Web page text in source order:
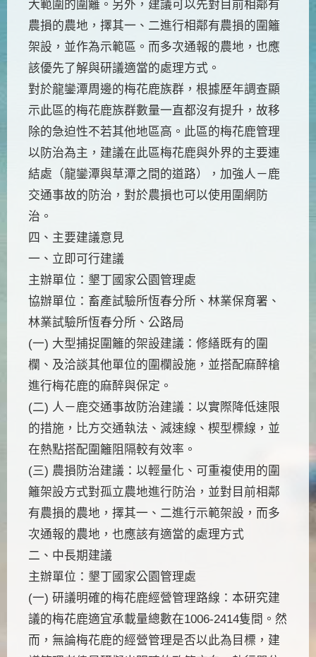
大範圍的圍籬。另外，建議可以先對目前相鄰有
農損的農地，擇其一、二進行相鄰有農損的圍籬
架設，並作為示範區。而多次通報的農地，也應
該優先了解與研議適當的處理方式。
對於龍鑾潭周邊的梅花鹿族群，根據歷年調查顯
示此區的梅花鹿族群數量一直都沒有提升，故移
除的急迫性不若其他地區高。此區的梅花鹿管理
以防治為主，建議在此區梅花鹿與外界的主要連
結處（龍鑾潭與草潭之間的道路），加強人－鹿
交通事故的防治，對於農損也可以使用圍網防
治。
四、主要建議意見
一、立即可行建議
主辦單位：墾丁國家公園管理處
協辦單位：畜產試驗所恆春分所、林業保育署、
林業試驗所恆春分所、公路局
(一) 大型捕捉圍籬的架設建議：修繕既有的圍
欄、及洽談其他單位的圍欄設施，並搭配麻醉槍
進行梅花鹿的麻醉與保定。
(二) 人－鹿交通事故防治建議：以實際降低速限
的措施，比方交通執法、減速線、楔型標線，並
在熱點搭配圍籬阻隔較有效率。
(三) 農損防治建議：以輕量化、可重複使用的圍
籬架設方式對孤立農地進行防治，並對目前相鄰
有農損的農地，擇其一、二進行示範架設，而多
次通報的農地，也應該有適當的處理方式
二、中長期建議
主辦單位：墾丁國家公園管理處
(一) 研議明確的梅花鹿經營管理路線：本研究建
議的梅花鹿適宜承載量總數在1006-2414隻間。然
而，無論梅花鹿的經營管理是否以此為目標，建